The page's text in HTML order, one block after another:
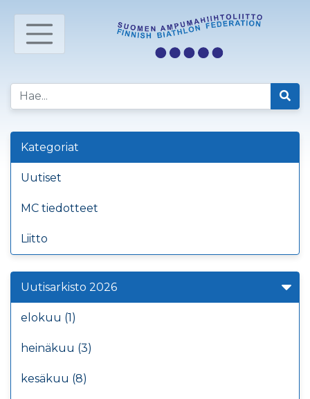
Kategoriat
Uutiset
MC tiedotteet
Liitto
Uutisarkisto 2026
elokuu (1)
heinäkuu (3)
kesäkuu (8)